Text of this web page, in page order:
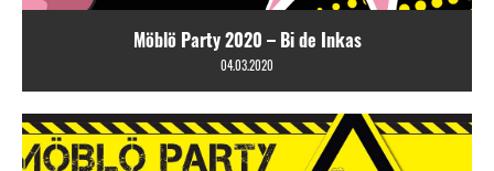
Möblö Party 2020 – Bi de Inkas
04.03.2020